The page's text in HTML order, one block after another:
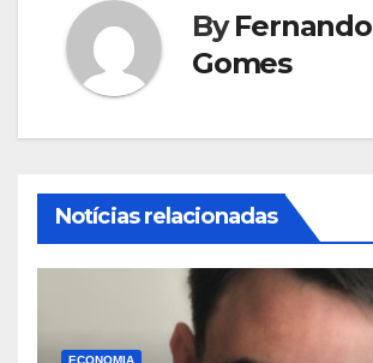
ByFernando
Gomes
Notícias relacionadas